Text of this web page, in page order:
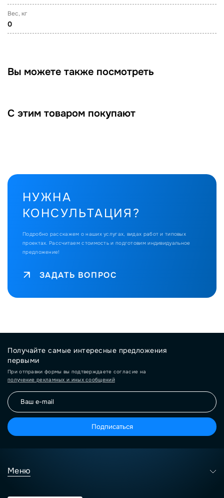
Вес, кг
0
Вы можете также посмотреть
С этим товаром покупают
НУЖНА
КОНСУЛЬТАЦИЯ?
Подробно расскажем о наших услугах, видах работ и типовых
проектах. Рассчитаем стоимость и подготовим индивидуальное
предложение!
ЗАДАТЬ ВОПРОС
Получайте самые интересные предложения
первыми
При отправки формы вы подтверждаете согласие на
получение рекламных и иных сообщений
Подписаться
Меню